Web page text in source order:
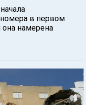
в первом
она намерена